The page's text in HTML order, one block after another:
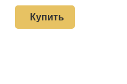
Купить